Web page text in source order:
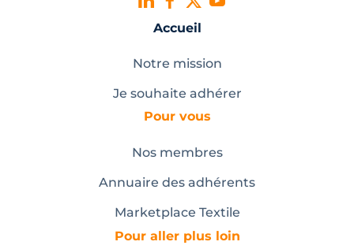
Accueil
Notre mission
Je souhaite adhérer
Pour vous
Nos membres
Annuaire des adhérents
Marketplace Textile
Pour aller plus loin